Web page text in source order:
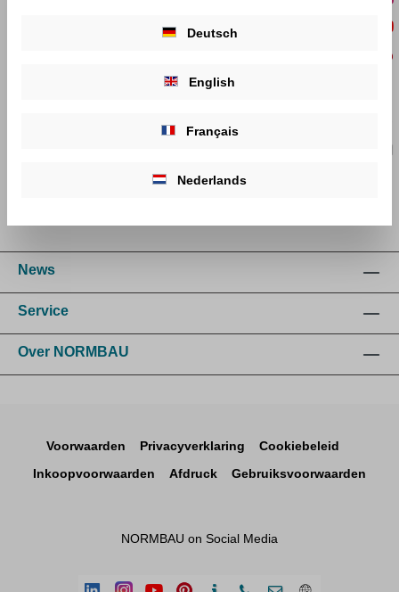
News
Service
Over NORMBAU
Voorwaarden Privacyverklaring
Cookiebeleid
Inkoopvoorwaarden
Afdruck Gebruiksvoorwaarden
NORMBAU on Social Media
Deutsch
English
Français
Nederlands